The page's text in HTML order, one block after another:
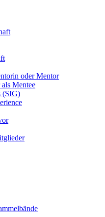
oder Mentor
Mentee
(SIG)